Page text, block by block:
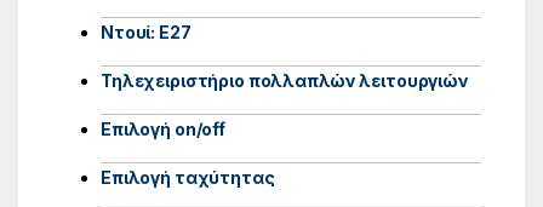
Ντουί: E27
Τηλεχειριστήριο πολλαπλών λειτουργιών
Επιλογή on/off
Επιλογή ταχύτητας